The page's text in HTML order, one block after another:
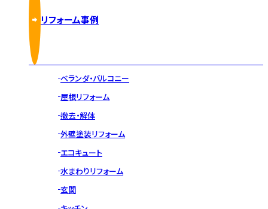
リフォーム事例
ベランダ・バルコニー
屋根リフォーム
撤去・解体
外壁塗装リフォーム
エコキュート
水まわりリフォーム
玄関